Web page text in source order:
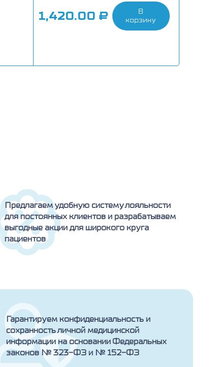
1,420.00 ₽
В
корзину
Предлагаем удобную систему лояльности
для постоянных клиентов и разрабатываем
выгодные акции для широкого круга
пациентов
Гарантируем конфиденциальность и
сохранность личной медицинской
информации на основании Федеральных
законов № 323-ФЗ и № 152-ФЗ